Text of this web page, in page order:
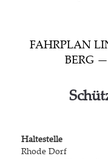
FAHR­PLAN
BERG
Hal­te­stel­le
Rho­de Dorf